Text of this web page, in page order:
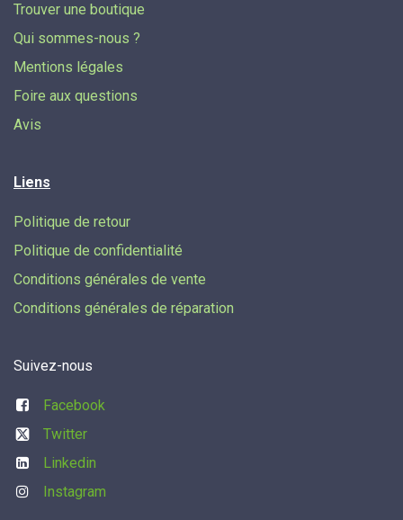
Trouver une boutique
Qui sommes-nous ?
Mentions légales
Foire aux questions
Avis
Liens
Politique de retour
Politique de confidentialité
Conditions générales de vente
Conditions générales de réparation
Suivez-nous
Facebook
Twitter
Linkedin
Instagram